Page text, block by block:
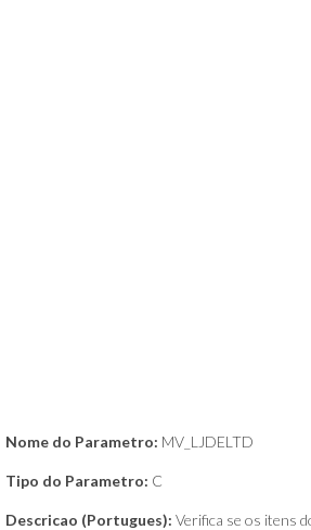
Nome do Parametro: MV_LJDELTD
Tipo do Parametro: C
Descricao (Portugues): Verifica se os itens